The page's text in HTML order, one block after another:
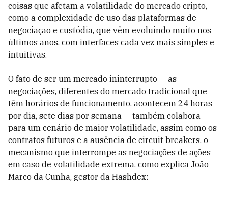
coisas que afetam a volatilidade do mercado cripto,
como a complexidade de uso das plataformas de
negociação e custódia, que vêm evoluindo muito nos
últimos anos, com interfaces cada vez mais simples e
intuitivas.
O fato de ser um mercado ininterrupto — as
negociações, diferentes do mercado tradicional que
têm horários de funcionamento, acontecem 24 horas
por dia, sete dias por semana — também colabora
para um cenário de maior volatilidade, assim como os
contratos futuros e a ausência de circuit breakers, o
mecanismo que interrompe as negociações de ações
em caso de volatilidade extrema, como explica João
Marco da Cunha, gestor da Hashdex: